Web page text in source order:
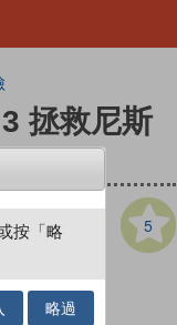
拯救尼斯
5
按「略
略過